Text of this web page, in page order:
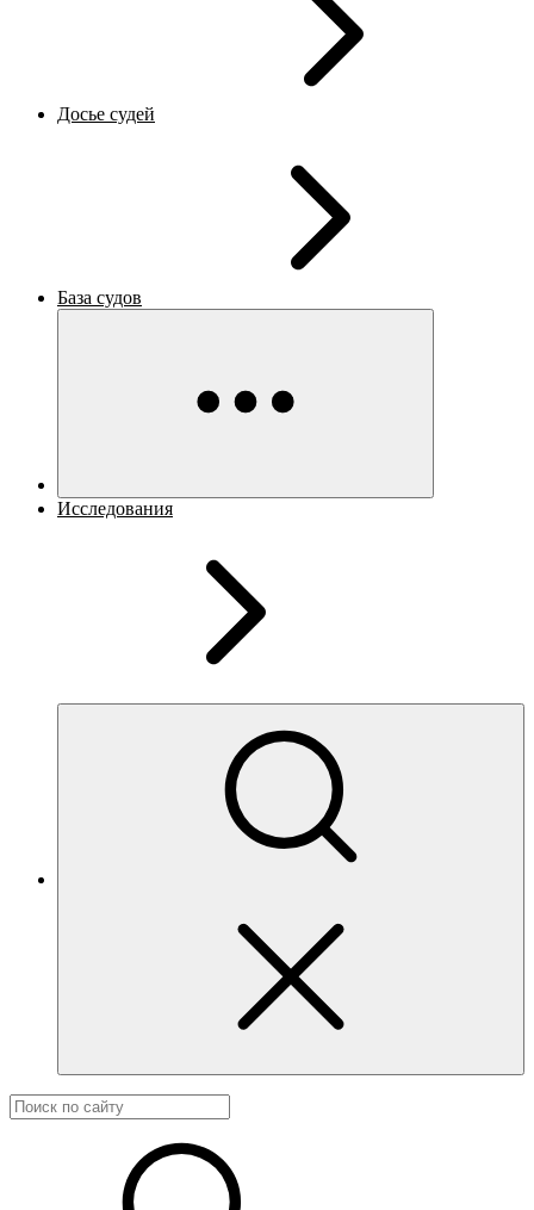
Досье судей
База судов
Исследования